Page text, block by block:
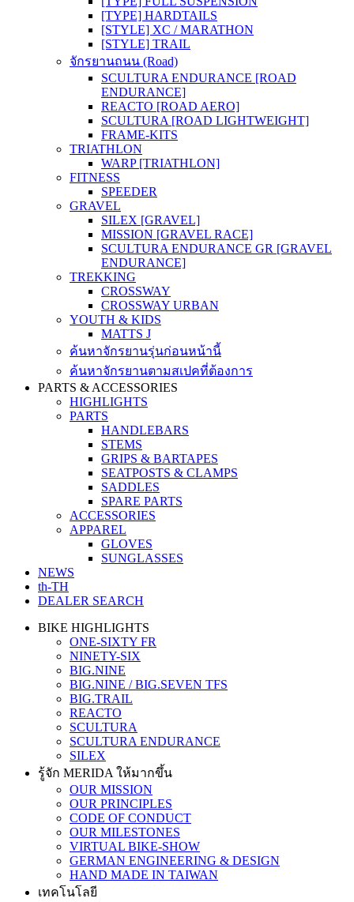
[TYPE] HARDTAILS
[STYLE] XC / MARATHON
[STYLE] TRAIL
จักรยานถนน (Road)
SCULTURA ENDURANCE [ROAD
ENDURANCE]
REACTO [ROAD AERO]
SCULTURA [ROAD LIGHTWEIGHT]
FRAME-KITS
TRIATHLON
WARP [TRIATHLON]
FITNESS
SPEEDER
GRAVEL
SILEX [GRAVEL]
MISSION [GRAVEL RACE]
SCULTURA ENDURANCE GR [GRAVEL
ENDURANCE]
TREKKING
CROSSWAY
CROSSWAY URBAN
YOUTH & KIDS
MATTS J
ค้นหาจักรยานรุ่นก่อนหน้านี้
ค้นหาจักรยานตามสเปคที่ต้องการ
PARTS & ACCESSORIES
HIGHLIGHTS
PARTS
HANDLEBARS
STEMS
GRIPS & BARTAPES
SEATPOSTS & CLAMPS
SADDLES
SPARE PARTS
ACCESSORIES
APPAREL
GLOVES
SUNGLASSES
NEWS
th-TH
DEALER SEARCH
BIKE HIGHLIGHTS
ONE-SIXTY FR
NINETY-SIX
BIG.NINE
BIG.NINE / BIG.SEVEN TFS
BIG.TRAIL
REACTO
SCULTURA
SCULTURA ENDURANCE
SILEX
รู้จัก MERIDA ให้มากขึ้น
OUR MISSION
OUR PRINCIPLES
CODE OF CONDUCT
OUR MILESTONES
VIRTUAL BIKE-SHOW
GERMAN ENGINEERING & DESIGN
HAND MADE IN TAIWAN
เทคโนโลยี